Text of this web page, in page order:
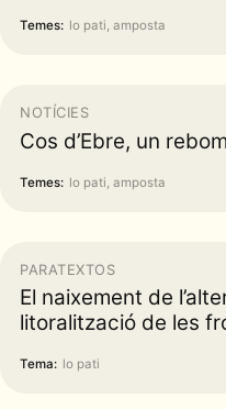
Temes: lo pati, amposta
NOTÍCIES
Cos d’Ebre, un
Temes: lo pati, amposta
PARATEXTOS
El naixement de
litoralització de les
Tema: lo pati